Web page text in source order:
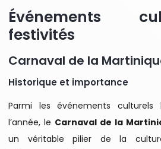
Événements
festivités
Carnaval de la
Historique et importance
Parmi les événements
l’année, le Carnaval de la
un véritable pilier de la